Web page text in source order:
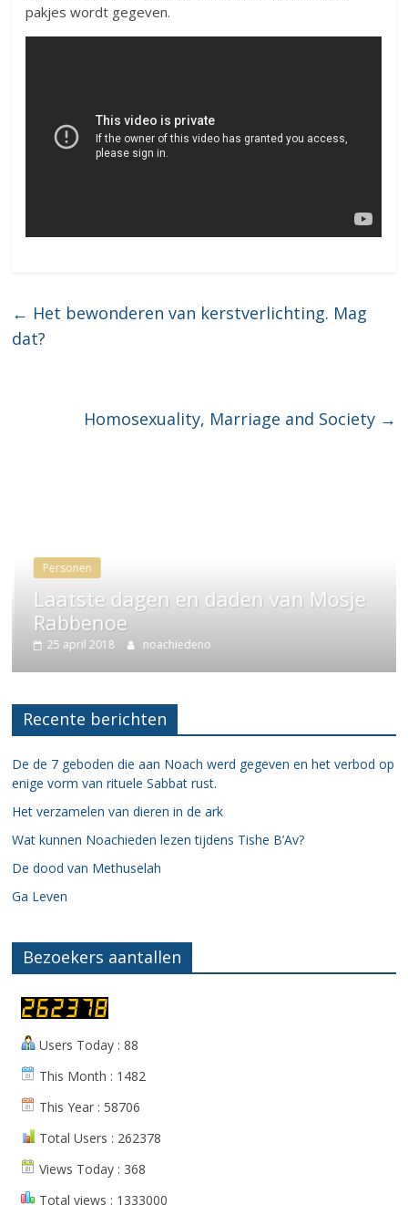
pakjes wordt gegeven.
← Het bewonderen van kerstverlichting. Mag
dat?
Homosexuality, Marriage and Society →
Personen
Laatste dagen en daden van Mosje
Rabbenoe
25 april 2018 noachiedeno
Recente berichten
De de 7 geboden die aan Noach werd gegeven en het verbod op
enige vorm van rituele Sabbat rust.
Het verzamelen van dieren in de ark
Wat kunnen Noachieden lezen tijdens Tishe B’Av?
De dood van Methuselah
Ga Leven
Bezoekers aantallen
Users Today : 88
This Month : 1482
This Year : 58706
Total Users : 262378
Views Today : 368
Total views : 1333000